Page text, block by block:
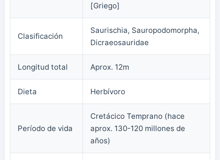
[Griego]
Clasificación
Saurischia, Sauropodomorpha,
Dicraeosauridae
Longitud total Aprox. 12m
Dieta Herbívoro
Período de vida
Cretácico Temprano (hace
aprox. 130-120 millones de
años)